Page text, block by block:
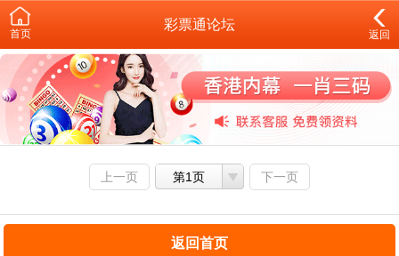
首页
彩票通论坛
返回
上一页 第1页 下一页
返回首页